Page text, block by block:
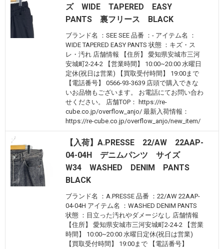
ズ WIDE TAPERED EASY
PANTS 裏フリース BLACK
ブランド名 ：SEE SEE 品番 ：- アイテム名 ：
WIDE TAPERED EASY PANTS 状態 ：キズ・ス
レ・汚れ 店舗情報 【住所】 愛知県安城市三河
安城町2-24-2 【営業時間】 10:00~20:00 水曜日
定休(祝日は営業) 【買取受付時間】 19:00まで
【電話番号】 0566-93-3639 店頭で購入できな
いお品物もございます。 お電話にてお問い合わ
せください。 店舗TOP： https://re-
cube.co.jp/overflow_anjo/ 最新入荷情報：
https://re-cube.co.jp/overflow_anjo/new_item/
【入荷】A.PRESSE 22/AW 22AAP-
04-04H デニムパンツ サイズ
W34 WASHED DENIM PANTS
BLACK
ブランド名 ：A.PRESSE 品番 ：22/AW 22AAP-
04-04H アイテム名 ：WASHED DENIM PANTS
状態 ：目立った汚れやダメージなし 店舗情報
【住所】 愛知県安城市三河安城町2-24-2 【営業
時間】 10:00~20:00 水曜日定休(祝日は営業)
【買取受付時間】 19:00まで 【電話番号】